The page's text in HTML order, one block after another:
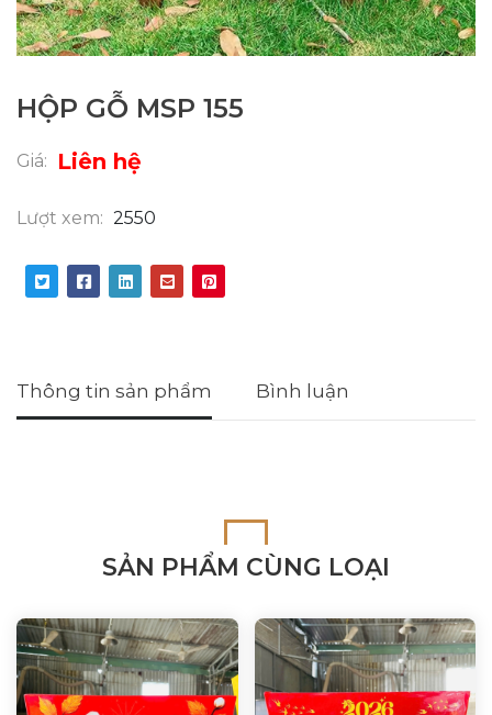
HỘP GỖ MSP 155
Giá: Liên hệ
Lượt xem: 2550
Thông tin sản phẩm Bình luận
SẢN PHẨM CÙNG LOẠI